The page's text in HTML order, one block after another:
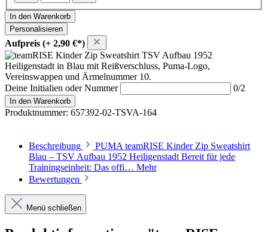
In den Warenkorb
Personalisieren
Aufpreis (+ 2,90 €*)
Deine Initialien oder Nummer 0/2
In den Warenkorb
Produktnummer: 657392-02-TSVA-164
Beschreibung
PUMA teamRISE Kinder Zip Sweatshirt
Blau – TSV Aufbau 1952 Heiligenstadt Bereit für jede
Trainingseinheit: Das offi… Mehr
Bewertungen
Menü schließen